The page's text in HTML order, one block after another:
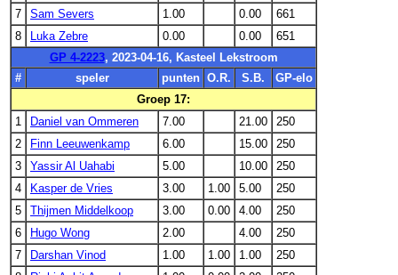
7
Sam Severs 1.00 0.00
661
8
Luka Zebre 0.00 0.00
651
GP 4-2223, 2023-04-16, Kasteel Lekstroom
#
speler punten O.R. S.B.
GP-elo
Groep 17:
1
Daniel van Ommeren 7.00 21.00
250
2
Finn Leeuwenkamp 6.00 15.00
250
3
Yassir Al Uahabi 5.00 10.00
250
4
Kasper de Vries 3.00 1.00 5.00
250
5
Thijmen Middelkoop 3.00 0.00 4.00
250
6
Hugo Wong 2.00 4.00
250
7
Darshan Vinod 1.00 1.00 1.00
250